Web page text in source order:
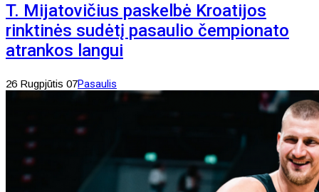
T. Mijatovičius paskelbė Kroatijos
rinktinės sudėtį pasaulio čempionato
atrankos langui
26 Rugpjūtis 07Pasaulis